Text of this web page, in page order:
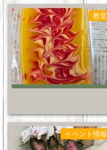
教室
イベント情報